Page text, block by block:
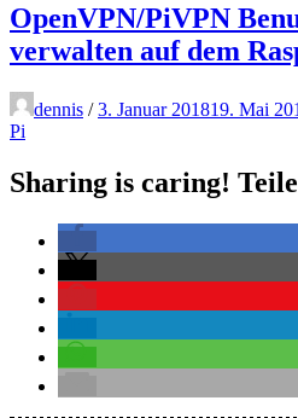
OpenVPN/PiVPN
verwalten auf dem
dennis / 3. Januar 201819. Mai
Pi
Sharing is caring!